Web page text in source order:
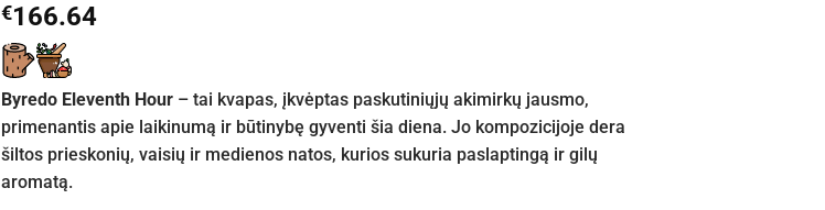
€166.64
Byredo Eleventh Hour – tai kvapas, įkvėptas paskutiniųjų akimirkų jausmo,
primenantis apie laikinumą ir būtinybę gyventi šia diena. Jo kompozicijoje dera
šiltos prieskonių, vaisių ir medienos natos, kurios sukuria paslaptingą ir gilų
aromatą.